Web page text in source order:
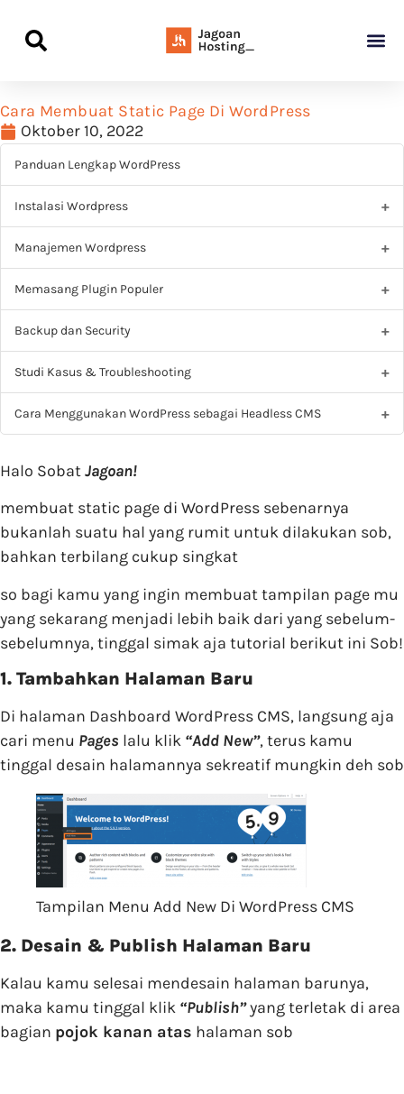
Cara Membuat Static Page Di WordPress
Oktober 10, 2022
Panduan Lengkap WordPress
Instalasi Wordpress
Manajemen Wordpress
Memasang Plugin Populer
Backup dan Security
Studi Kasus & Troubleshooting
Cara Menggunakan WordPress sebagai Headless CMS
Halo SobatJagoan!
membuat static page di WordPress sebenarnya
bukanlah suatu hal yang rumit untuk dilakukan sob,
bahkan terbilang cukup singkat
so bagi kamu yang ingin membuat tampilan page mu
yang sekarang menjadi lebih baik dari yang sebelum-
sebelumnya, tinggal simak aja tutorial berikut ini Sob!
1. Tambahkan Halaman Baru
Di halaman Dashboard WordPress CMS, langsung aja
cari menu Pages lalu klik “Add New”, terus kamu
tinggal desain halamannya sekreatif mungkin deh sob
Tampilan Menu Add New Di WordPress CMS
2. Desain & Publish Halaman Baru
Kalau kamu selesai mendesain halaman barunya,
maka kamu tinggal klik “Publish”yang terletak di area
bagian pojok kanan atas halaman sob